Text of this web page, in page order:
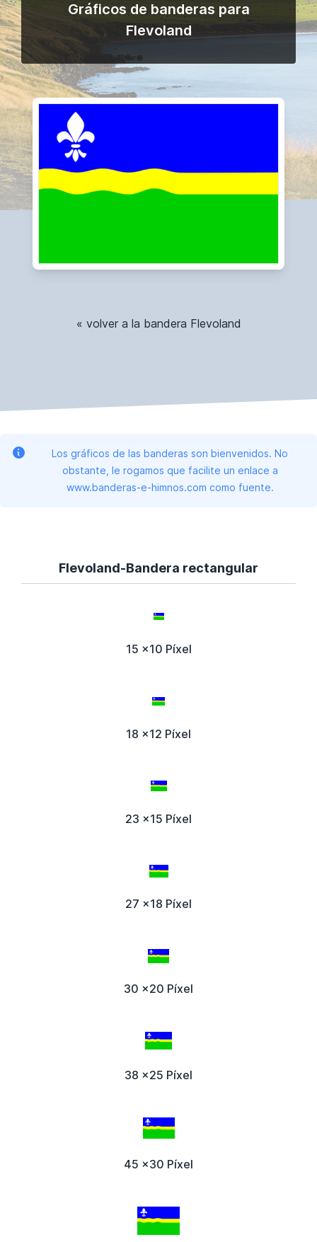
Gráficos de banderas para
Flevoland
« volver a la bandera Flevoland
Los gráficos de las banderas son bienvenidos. No
obstante, le rogamos que facilite un enlace a
www.banderas-e-himnos.com como fuente.
Flevoland-Bandera rectangular
15 x10 Píxel
18 x12 Píxel
23 x15 Píxel
27 x18 Píxel
30 x20 Píxel
38 x25 Píxel
45 x30 Píxel